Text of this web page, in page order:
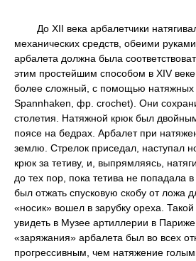
До XII века арбалетчики
механических средств, обеими
арбалета должна была
этим простейшим способом в XIV
более сложный, с помощью натяжных
Spannhaken, фр. crochet). Они
столетия. Натяжной крюк был
поясе на бедрах. Арбалет при
землю. Стрелок приседал, наступал
крюк за тетиву, и, выпрямляясь,
до тех пор, пока тетива не попадала
был отжать спусковую скобу от ложа
«носик» вошел в зарубку ореха.
увидеть в Музее артиллерии в
«заряжания» арбалета был во всех
прогрессивным, чем натяжение